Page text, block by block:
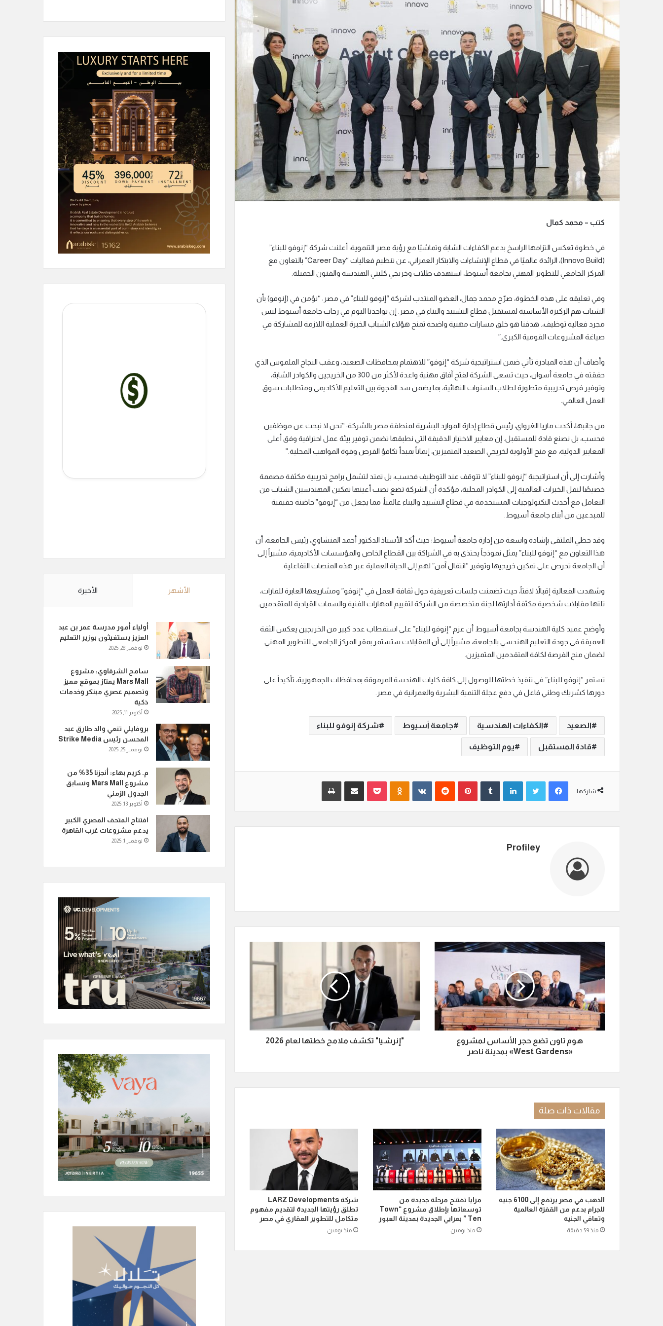
ا
ل
ك
و
كتب – محمد كمال
في خطوة تعكس التزامها الراسخ بدعم الكفاءات الشابة وتماشيًا مع رؤية مصر التنموية، أعلنت شركة “إنوفو للبناء”
(Innovo Build)، الرائدة عالميًا في قطاع الإنشاءات والابتكار العمراني، عن تنظيم فعاليات “Career Day” بالتعاون مع
المركز الجامعي للتطوير المهني بجامعة أسيوط، استهدف طلاب وخريجي كليتي الهندسة والفنون الجميلة.
وفي تعليقه على هذه الخطوة، صرّح محمد جمال، العضو المنتدب لشركة “إنوفو للبناء” في مصر: “نؤمن في (إنوفو) بأن
الشباب هم الركيزة الأساسية لمستقبل قطاع التشييد والبناء في مصر. إن تواجدنا اليوم في رحاب جامعة أسيوط ليس
مجرد فعالية توظيف،. هدفنا هو خلق مسارات مهنية واضحة تمنح هؤلاء الشباب الخبرة العملية اللازمة للمشاركة في
صياغة المشروعات القومية الكبرى.”
وأضاف أن هذه المبادرة تأتي ضمن استراتيجية شركة “إنوفو” للاهتمام بمحافظات الصعيد، وعقب النجاح الملموس الذي
حققته في جامعة أسوان، حيث تسعى الشركة لفتح آفاق مهنية واعدة لأكثر من 300 من الخريجين والكوادر الشابة،
وتوفير فرص تدريبية متطورة لطلاب السنوات النهائية، بما يضمن سد الفجوة بين التعليم الأكاديمي ومتطلبات سوق
العمل العالمي.
من جانبها، أكدت ماريا الغرواي، رئيس قطاع إدارة الموارد البشرية لمنطقة مصر بالشركة: “نحن لا نبحث عن موظفين
فحسب، بل نصنع قادة للمستقبل. إن معايير الاختيار الدقيقة التي نطبقها تضمن توفير بيئة عمل احترافية وفق أعلى
المعايير الدولية، مع منح الأولوية لخريجي الصعيد المتميزين، إيماناً بمبدأ تكافؤ الفرص وقوة المواهب المحلية.”
وأشارت إلى أن استراتيجية “إنوفو للبناء” لا تتوقف عند التوظيف فحسب، بل تمتد لتشمل برامج تدريبية مكثفة مصممة
خصيصًا لنقل الخبرات العالمية إلى الكوادر المحلية، مؤكدة أن الشركة تضع نصب أعينها تمكين المهندسين الشباب من
التعامل مع أحدث التكنولوجيات المستخدمة في قطاع التشييد والبناء عالمياً، مما يجعل من “إنوفو” حاضنة حقيقية
للمبدعين من أبناء جامعة أسيوط.
وقد حظي الملتقى بإشادة واسعة من إدارة جامعة أسيوط؛ حيث أكد الأستاذ الدكتور أحمد المنشاوي، رئيس الجامعة، أن
هذا التعاون مع “إنوفو للبناء” يمثل نموذجاً يحتذى به في الشراكة بين القطاع الخاص والمؤسسات الأكاديمية، مشيراً إلى
أن الجامعة تحرص على تمكين خريجيها وتوفير “انتقال آمن” لهم إلى الحياة العملية عبر هذه المنصات التفاعلية.
وشهدت الفعالية إقبالاً لافتاً، حيث تضمنت جلسات تعريفية حول ثقافة العمل في “إنوفو” ومشاريعها العابرة للقارات،
تلتها مقابلات شخصية مكثفة أدارتها لجنة متخصصة من الشركة لتقييم المهارات الفنية والسمات القيادية للمتقدمين.
وأوضح عميد كلية الهندسة بجامعة أسيوط أن عزم “إنوفو للبناء” على استقطاب عدد كبير من الخريجين يعكس الثقة
العميقة في جودة التعليم الهندسي بالجامعة، مشيراً إلى أن المقابلات ستستمر بمقر المركز الجامعي للتطوير المهني
لضمان منح الفرصة لكافة المتقدمين المتميزين.
تستمر “إنوفو للبناء” في تنفيذ خطتها للوصول إلى كافة كليات الهندسة المرموقة بمحافظات الجمهورية، تأكيداً على
دورها كشريك وطني فاعل في دفع عجلة التنمية البشرية والعمرانية في مصر.
الصعيد الكفاءات الهندسية جامعة أسيوط شركة إنوفو للبناء
قادة المستقبل يوم التوظيف
شاركها
فيسبوك لينكدإن بينتيريست ‏VKontakte بوكيت
Profiley
هوم تاون تضع حجر الأساس لمشروع
«West Gardens» بمدينة ناصر
"إنرشيا" تكشف ملامح خطتها لعام 2026
مقالات ذات صلة
الذهب في مصر يرتفع إلى 6100 جنيه
للجرام بدعم من القفزة العالمية
وتعافي الجنيه
منذ 59 دقيقة
مزايا تفتتح مرحلة جديدة من
توسعاتها بإطلاق مشروع “Town
Ten ” بعرابي الجديدة بمدينة العبور
منذ يومين
شركة LARZ Developments
تطلق رؤيتها الجديدة لتقديم مفهوم
متكامل للتطوير العقاري في مصر
منذ يومين
الأشهر الأخيرة
أولياء أمور مدرسة عمر بن عبد
العزيز يستغيثون بوزير التعليم
نوفمبر 28, 2025
سامح الشرقاوي: مشروع
Mars Mall يمتاز بموقع مميز
وتصميم عصري مبتكر وخدمات
ذكية
أكتوبر 11, 2025
بروفايلي تنعي والد طارق عبد
المحسن رئيس Strike Media
نوفمبر 25, 2025
م. كريم بهاء: أنجزنا 35% من
مشروع Mars Mall ونسابق
الجدول الزمني
أكتوبر 13, 2025
افتتاح المتحف المصري الكبير
يدعم مشروعات غرب القاهرة
نوفمبر 1, 2025